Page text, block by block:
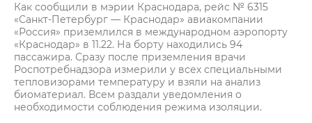
Как сообщили в мэрии Краснодара, рейс № 6315
«Санкт-Петербург — Краснодар» авиакомпании
«Россия» приземлился в международном аэропорту
«Краснодар» в 11.22. На борту находились 94
пассажира. Сразу после приземления врачи
Роспотребнадзора измерили у всех специальными
тепловизорами температуру и взяли на анализ
биоматериал. Всем раздали уведомления о
необходимости соблюдения режима изоляции.